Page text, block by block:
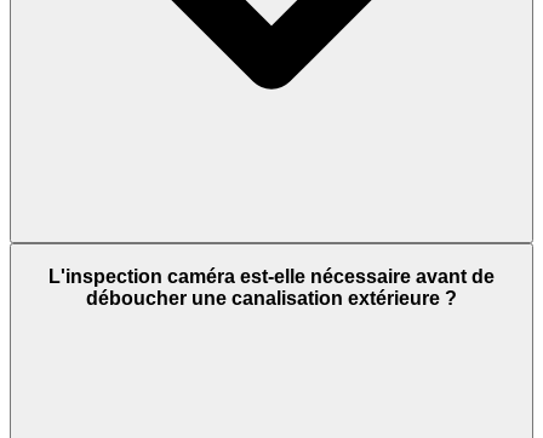
L'inspection caméra est-elle nécessaire avant de
déboucher une canalisation extérieure ?